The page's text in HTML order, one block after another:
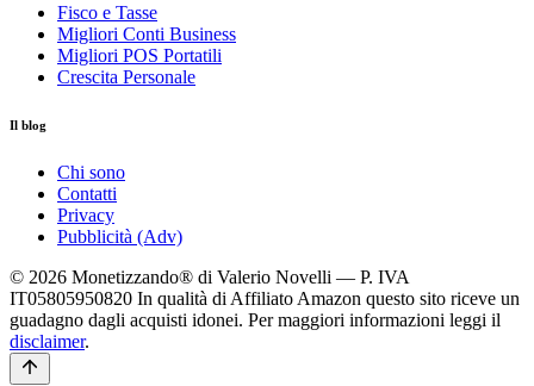
Fisco e Tasse
Migliori Conti Business
Migliori POS Portatili
Crescita Personale
Il blog
Chi sono
Contatti
Privacy
Pubblicità (Adv)
© 2026 Monetizzando® di Valerio Novelli — P. IVA
IT05805950820 In qualità di Affiliato Amazon questo sito riceve un
guadagno dagli acquisti idonei. Per maggiori informazioni leggi il
disclaimer.